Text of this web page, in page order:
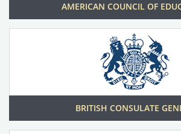
AMERICAN COUNCIL OF
BRITISH CONSULATE